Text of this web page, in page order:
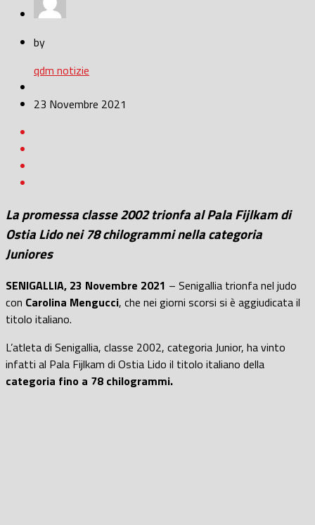
by
qdm notizie
23 Novembre 2021
La promessa classe 2002 trionfa al Pala Fijlkam di
Ostia Lido nei 78 chilogrammi nella categoria
Juniores
SENIGALLIA, 23 Novembre 2021 – Senigallia trionfa nel judo
con Carolina Mengucci, che nei giorni scorsi si è aggiudicata il
titolo italiano.
L’atleta di Senigallia, classe 2002, categoria Junior, ha vinto
infatti al Pala Fijlkam di Ostia Lido il titolo italiano della
categoria fino a 78 chilogrammi.